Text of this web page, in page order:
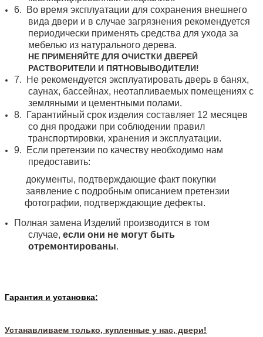
6.
Во время эксплуатации для сохранения внешнего
вида двери и в случае загрязнения рекомендуется
периодически применять средства для ухода за
мебелью из натурального дерева.
НЕ ПРИМЕНЯЙТЕ ДЛЯ ОЧИСТКИ ДВЕРЕЙ
РАСТВОРИТЕЛИ И ПЯТНОВЫВОДИТЕЛИ!
7.
Не рекомендуется эксплуатировать дверь в банях,
саунах, бассейнах, неотапливаемых помещениях с
земляными и цементными полами.
8.
Гарантийный срок изделия составляет 12 месяцев
со дня продажи при соблюдении правил
транспортировки, хранения и эксплуатации.
9.
Если претензии по качеству необходимо нам
предоставить:
документы, подтверждающие факт покупки
заявление с подробным описанием претензии
фотографии, подтверждающие дефекты.
Полная замена Изделий производится в том
случае, если они не могут быть
отремонтированы.
Гарантия и установка:
Устанавливаем только, купленные у нас, двери!